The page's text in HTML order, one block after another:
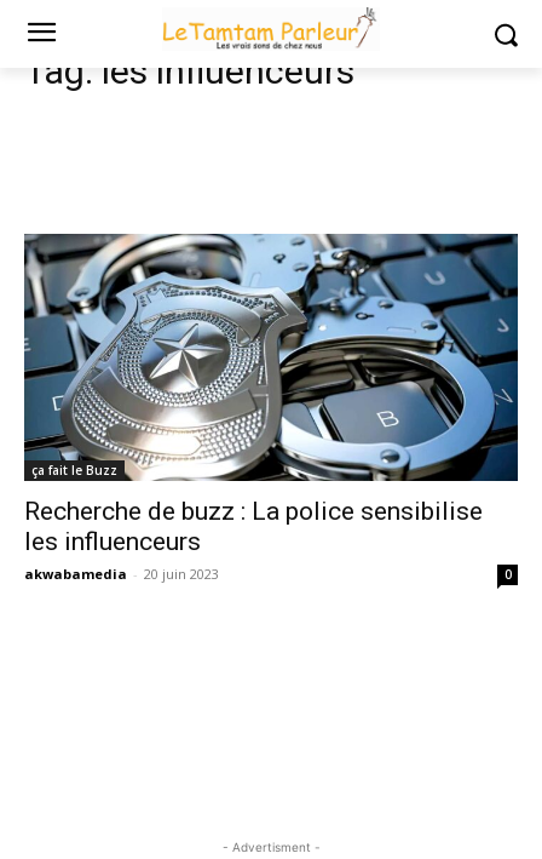
Tags Les influenceurs
Tag: les influenceurs
ça fait le Buzz
Recherche de buzz : La police sensibilise
les influenceurs
akwabamedia - 20 juin 2023 0
- Advertisment -